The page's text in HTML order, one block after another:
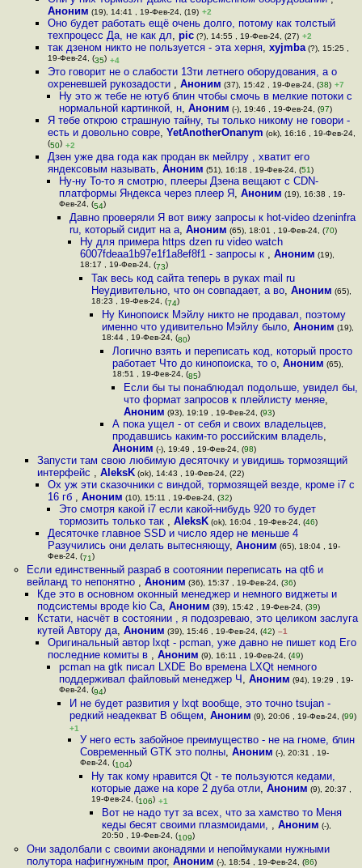
Аноним (19), 14:41 , 19-Фев-24, (19) +2
Оно будет работать ещё очень долго, потому как толстый
техпроцесс Да, не как дл,pic (?), 14:55 , 19-Фев-24, (27) +2
так дзеном никто не пользуется - эта херня,xyjmba (?), 15:25 ,
19-Фев-24, (35) +4
Это говорит не о слабости 13ти летнего оборудования, а о
охреневшей рукозадости ,Аноним (37), 15:42 , 19-Фев-24, (38) +7
Ну это ж тебе не ютуб блин чтобы смочь в мелкие потоки с
нормальной картинкой, н, Аноним (-), 19:46 , 19-Фев-24, (97)
Я тебе открою страшную тайну, ты только никому не говори -
есть и довольно совре,YetAnotherOnanym (ok), 16:16 , 19-Фев-24,
(50) +2
Дзен уже два года как продан вк мейлру , хватит его
яндексовым называть,Аноним (51), 16:18 , 19-Фев-24, (51)
Ну-ну То-то я смотрю, плееры Дзена вещают с CDN-
платформы Яндекса через плеер Я, Аноним (19), 16:38 , 19-
Фев-24, (54)
Давно проверяли Я вот вижу запросы к hot-video dzeninfra
ru, который сидит на а, Аноним (65), 18:01 , 19-Фев-24, (70)
Ну для примера https dzen ru video watch
6007fdeaa1b97e1f1a8ef8f1 - запросы к ,Аноним (19),
18:17 , 19-Фев-24, (73)
Так весь код сайта теперь в руках mail ru
Неудивительно, что он совпадает, а во, Аноним (65),
18:23 , 19-Фев-24, (74)
Ну Кинопоиск Мэйлу никто не продавал, поэтому
именно что удивительно Мэйлу было, Аноним (19),
18:44 , 19-Фев-24, (80)
Логично взять и переписать код, который просто
работает Что до кинопоиска, то о,Аноним (65),
18:51 , 19-Фев-24, (85)
Если бы ты понаблюдал подольше, увидел бы,
что формат запросов к плейлисту меняе,
Аноним (93), 19:19 , 19-Фев-24, (93)
А пока ущел - от себя и своих владельцев,
продавшись каким-то российским владель,
Аноним (-), 19:49 , 19-Фев-24, (98)
Запусти там свою любимую десяточку и увидишь тормозящий
интерфейс , AleksK(ok), 14:43 , 19-Фев-24, (22)
Ох уж эти сказочники с виндой, тормозящей везде, кроме i7 c
16 гб ,Аноним (10), 15:11 , 19-Фев-24, (32)
Это смотря какой i7 если какой-нибудь 920 то будет
тормозить только так , AleksK(ok), 16:04 , 19-Фев-24, (46)
Десяточке главное SSD и число ядер не меньше 4
Разучились они делать вытесняющу,Аноним (65), 18:04 , 19-
Фев-24, (71)
Если единственный разраб в соотоянии переписать на qt6 и
вейланд то непонятно , Аноним (36), 15:37 , 19-Фев-24, (36)
Кде это в основном оконный менеджер и немного виджеты и
подсистемы вроде kio Са, Аноним (39), 15:42 , 19-Фев-24, (39)
Кстати, насчёт в состоянии , я подозреваю, это целиком заслуга
кутей Автору да, Аноним (39), 15:46 , 19-Фев-24, (42) –1
Оригинальный автор lxqt - pcman, уже давно не пишет код Его
последние комиты в ,Аноним (9), 16:11 , 19-Фев-24, (49)
pcman на gtk писал LXDE Во времена LXQt немного
поддерживал файловый менеджер Ч , Аноним (94), 19:29 , 19-
Фев-24, (94)
И не будет развития у lxqt вообще, это точно tsujan -
редкий неадекват В общем, Аноним (9), 20:06 , 19-Фев-24, (99)
+1
У него есть забойное преимущество - не на гноме, блин
Современный GTK это полны,Аноним (-), 20:31 , 19-
Фев-24, (104)
Ну так кому нравится Qt - те пользуются кедами,
которые даже на коре 2 дуба отли, Аноним (9), 20:37 ,
19-Фев-24, (106) +1
Вот не надо тут за всех, что за хамство то Меня
кеды бесят своими плазмоидами, , Аноним (-),
20:50 , 19-Фев-24, (109)
Они задолбали с своими аконадями и непоймуками нужными
полутора нафигнужным прог, Аноним (-), 18:54 , 19-Фев-24, (86)